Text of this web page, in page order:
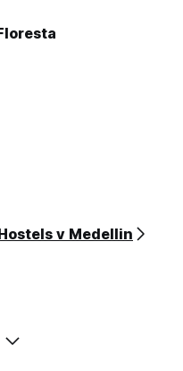
v Medellin